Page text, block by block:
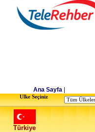
Ana Sayfa
Ulke Seçiniz
Türkiye